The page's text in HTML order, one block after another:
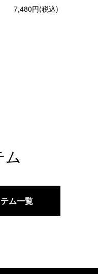
7,480円(税込)
ム
ム一覧